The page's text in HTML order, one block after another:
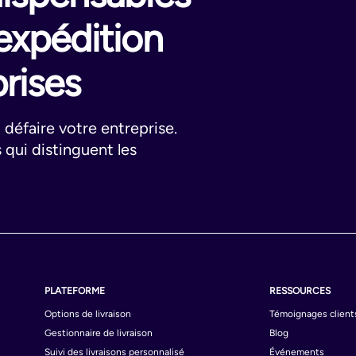
votre entreprise.
qui distinguent les
PLATEFORME
Options de livraison
Gestionnaire de livraison
Suivi des livraisons personnalisé
RESSOURCES
Témoignages
Blog
Événements